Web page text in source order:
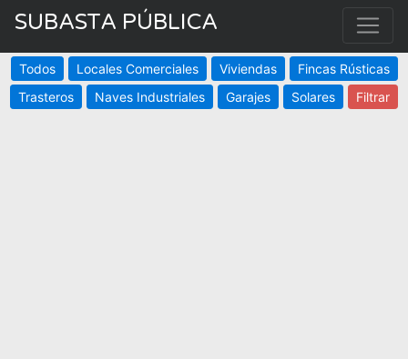
SUBASTA PÚBLICA
Todos Locales Comerciales Viviendas
Fincas Rústicas
Trasteros
Naves Industriales Garajes Solares Filtrar